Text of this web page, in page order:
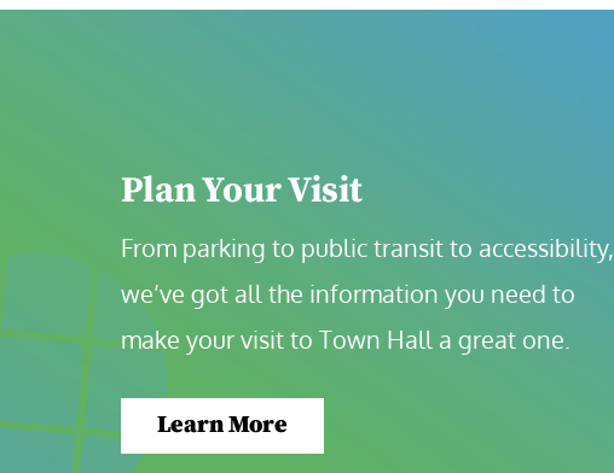
Plan Your Visit
From parking to public transit to accessibility,
we’ve got all the information you need to
make your visit to Town Hall a great one.
Learn More